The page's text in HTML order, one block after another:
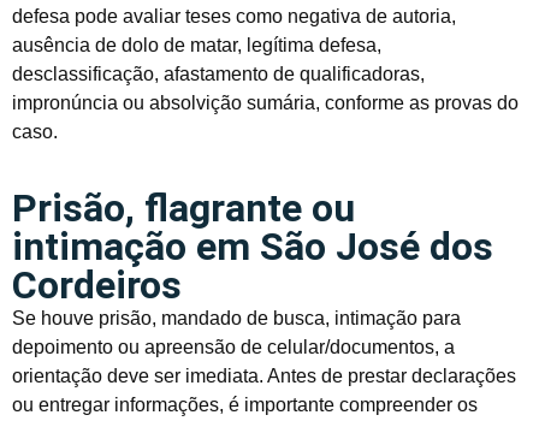
defesa pode avaliar teses como negativa de autoria,
ausência de dolo de matar, legítima defesa,
desclassificação, afastamento de qualificadoras,
impronúncia ou absolvição sumária, conforme as provas do
caso.
Prisão, flagrante ou
intimação em São José dos
Cordeiros
Se houve prisão, mandado de busca, intimação para
depoimento ou apreensão de celular/documentos, a
orientação deve ser imediata. Antes de prestar declarações
ou entregar informações, é importante compreender os